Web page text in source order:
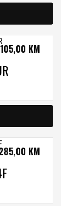
105,00 KM
KM